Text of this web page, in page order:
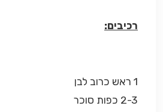
רכיבים:
1 ראש כרוב לבן
2-3 כפות סוכר